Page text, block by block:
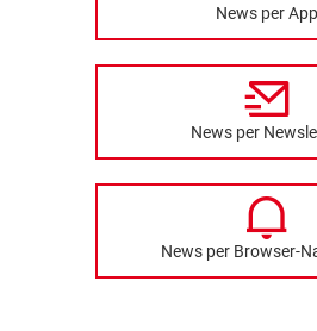
News per App
News per
News per Browser-